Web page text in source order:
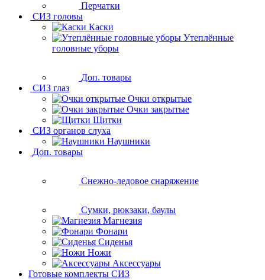
Перчатки
СИЗ головы
Каски
Утеплённые
головные уборы
Доп. товары
СИЗ глаз
Очки открытые
Очки закрытые
Щитки
СИЗ органов слуха
Наушники
Доп. товары
Снежно-ледовое снаряжение
Сумки, рюкзаки, баулы
Магнезия
Фонари
Сиденья
Ножи
Аксессуары
Готовые комплекты СИЗ